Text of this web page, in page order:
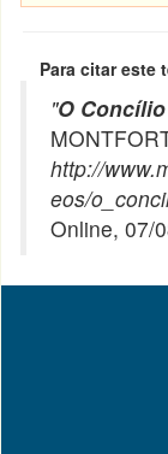
Para citar este
"O
http://
eos/
Online, 07/